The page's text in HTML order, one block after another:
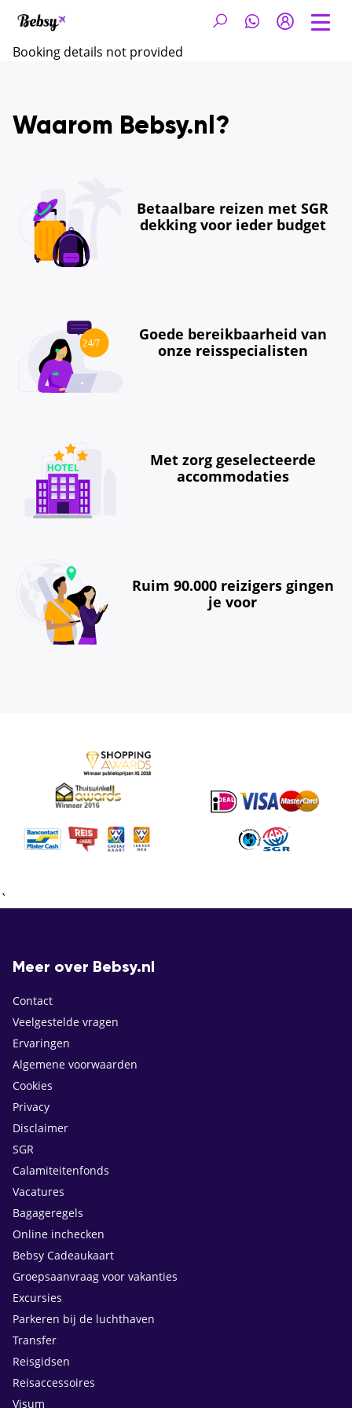
Booking details not provided
Waarom Bebsy.nl?
Betaalbare reizen met SGR
dekking voor ieder budget
Goede bereikbaarheid van
onze reisspecialisten
Met zorg geselecteerde
accommodaties
Ruim 90.000 reizigers gingen
je voor
`
Meer over Bebsy.nl
Contact
Veelgestelde vragen
Ervaringen
Algemene voorwaarden
Cookies
Privacy
Disclaimer
SGR
Calamiteitenfonds
Vacatures
Bagageregels
Online inchecken
Bebsy Cadeaukaart
Groepsaanvraag voor vakanties
Excursies
Parkeren bij de luchthaven
Transfer
Reisgidsen
Reisaccessoires
Visum